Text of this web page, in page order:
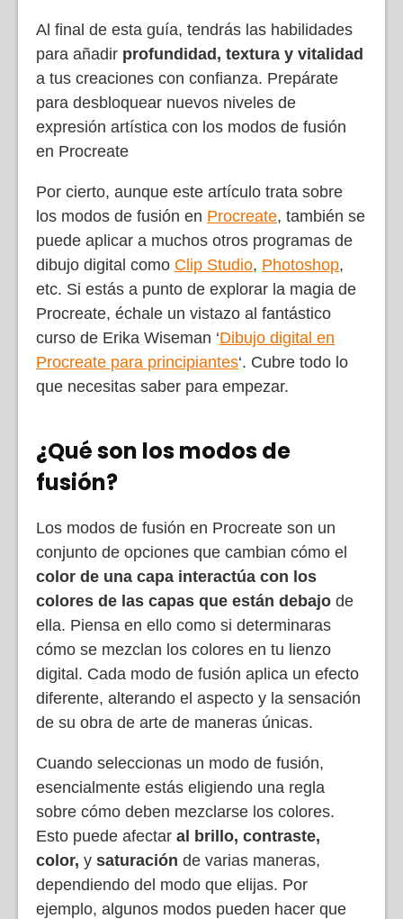
Al final de esta guía, tendrás las habilidades
para añadir profundidad, textura y vitalidad
a tus creaciones con confianza. Prepárate
para desbloquear nuevos niveles de
expresión artística con los modos de fusión
en Procreate
Por cierto, aunque este artículo trata sobre
los modos de fusión en Procreate, también se
puede aplicar a muchos otros programas de
dibujo digital como Clip Studio, Photoshop,
etc. Si estás a punto de explorar la magia de
Procreate, échale un vistazo al fantástico
curso de Erika Wiseman ‘Dibujo digital en
Procreate para principiantes‘. Cubre todo lo
que necesitas saber para empezar.
¿Qué son los modos de
fusión?
Los modos de fusión en Procreate son un
conjunto de opciones que cambian cómo el
color de una capa interactúa con los
colores de las capas que están debajo de
ella. Piensa en ello como si determinaras
cómo se mezclan los colores en tu lienzo
digital. Cada modo de fusión aplica un efecto
diferente, alterando el aspecto y la sensación
de su obra de arte de maneras únicas.
Cuando seleccionas un modo de fusión,
esencialmente estás eligiendo una regla
sobre cómo deben mezclarse los colores.
Esto puede afectar al brillo, contraste,
color, y saturación de varias maneras,
dependiendo del modo que elijas. Por
ejemplo, algunos modos pueden hacer que